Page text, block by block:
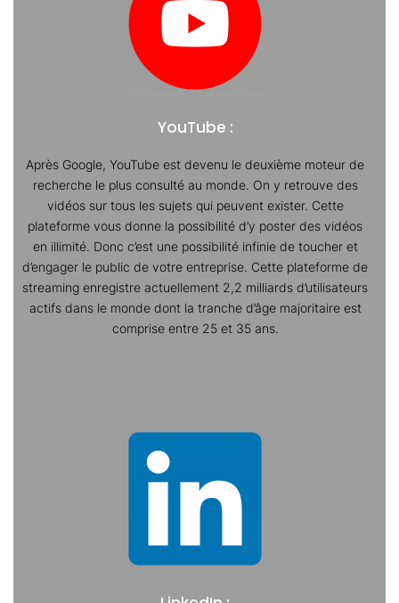
YouTube :
Après Google, YouTube est devenu le deuxième moteur de
recherche le plus consulté au monde. On y retrouve des
vidéos sur tous les sujets qui peuvent exister. Cette
plateforme vous donne la possibilité d’y poster des vidéos
en illimité. Donc c’est une possibilité infinie de toucher et
d’engager le public de votre entreprise. Cette plateforme de
streaming enregistre actuellement 2,2 milliards d’utilisateurs
actifs dans le monde dont la tranche d’âge majoritaire est
comprise entre 25 et 35 ans.